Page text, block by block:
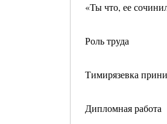
«Ты что, ее
Роль труда
Тимирязевка
Дипломная работа